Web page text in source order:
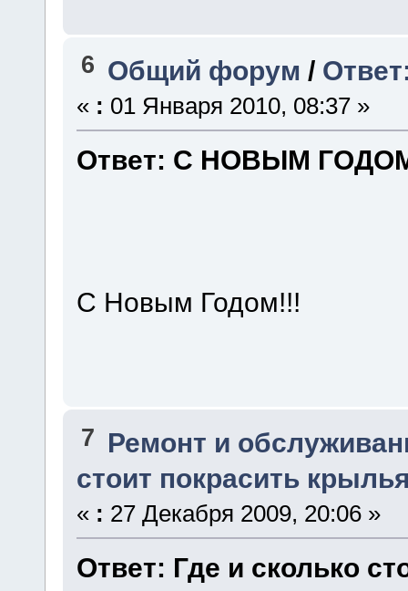
6 Общий форум /
« : 01 Января 2010, 08:37 »
Ответ: C НОВЫМ
С Новым Годом!!!
7 Ремонт и
стоит покрасить
« : 27 Декабря 2009, 20:06 »
Ответ: Где и сколько